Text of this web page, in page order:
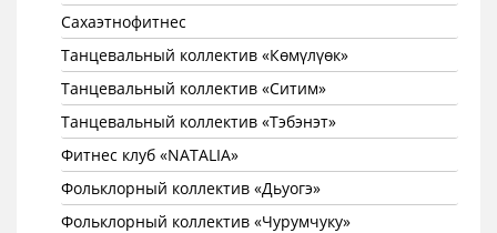
Сахаэтнофитнес
Танцевальный коллектив «Көмүлүөк»
Танцевальный коллектив «Ситим»
Танцевальный коллектив «Тэбэнэт»
Фитнес клуб «NATALIA»
Фольклорный коллектив «Дьуогэ»
Фольклорный коллектив «Чурумчуку»